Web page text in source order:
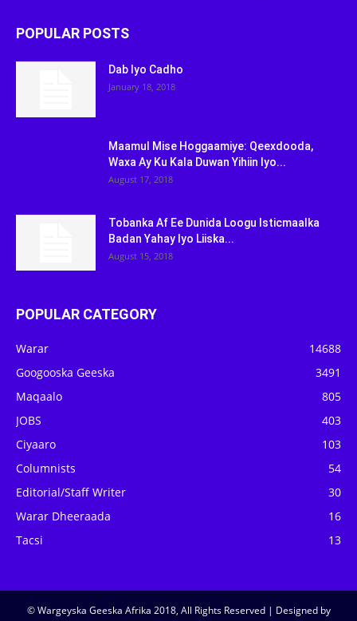
POPULAR POSTS
Dab Iyo Cadho
January 18, 2018
Maamul Mise Hoggaamiye: Qeexdooda,
Waxa Ay Ku Kala Duwan Yihiin Iyo...
August 17, 2018
Tobanka Af Ee Dunida Loogu Isticmaalka
Badan Yahay Iyo Liiska...
August 15, 2018
POPULAR CATEGORY
Warar
14688
Googooska Geeska
3491
Maqaalo
805
JOBS
403
Ciyaaro
103
Columnists
54
Editorial/Staff Writer
30
Warar Dheeraada
16
Tacsi
13
© Wargeyska Geeska Afrika 2018, All Rights Reserved | Designed by